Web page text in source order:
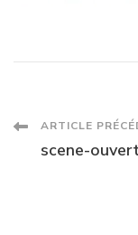
ARTICLE
scene-